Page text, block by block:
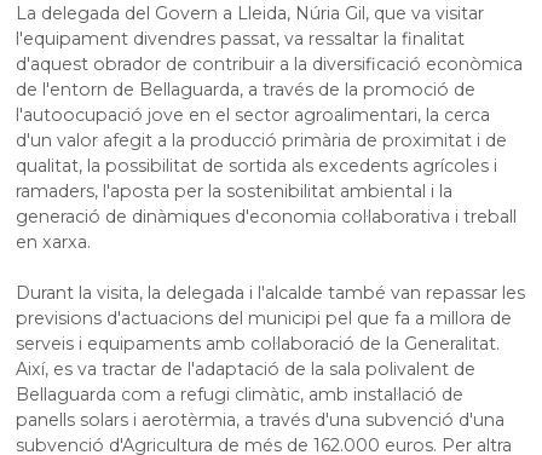
La delegada del Govern a Lleida, Núria Gil, que va visitar
l'equipament divendres passat, va ressaltar la finalitat
d'aquest obrador de contribuir a la diversificació econòmica
de l'entorn de Bellaguarda, a través de la promoció de
l'autoocupació jove en el sector agroalimentari, la cerca
d'un valor afegit a la producció primària de proximitat i de
qualitat, la possibilitat de sortida als excedents agrícoles i
ramaders, l'aposta per la sostenibilitat ambiental i la
generació de dinàmiques d'economia col·laborativa i treball
en xarxa.
Durant la visita, la delegada i l'alcalde també van repassar les
previsions d'actuacions del municipi pel que fa a millora de
serveis i equipaments amb col·laboració de la Generalitat.
Així, es va tractar de l'adaptació de la sala polivalent de
Bellaguarda com a refugi climàtic, amb instal·lació de
panells solars i aerotèrmia, a través d'una subvenció d'una
subvenció d'Agricultura de més de 162.000 euros. Per altra